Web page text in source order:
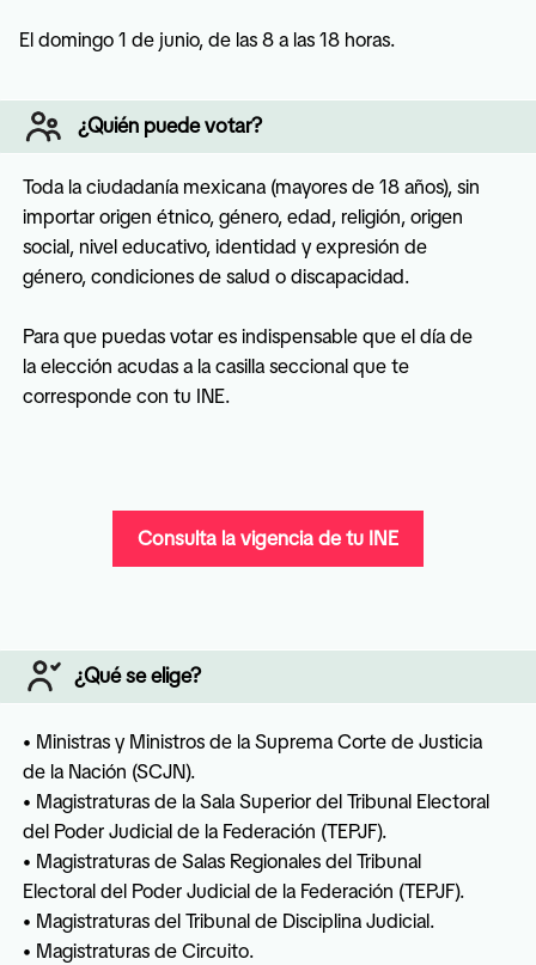
El domingo 1 de junio, de las 8 a las 18 horas.
Consulta la vigencia de tu INE
¿Quién puede votar?
Toda la ciudadanía mexicana (mayores de 18 años), sin
importar origen étnico, género, edad, religión, origen
social, nivel educativo, identidad y expresión de
género, condiciones de salud o discapacidad.
Para que puedas votar es indispensable que el día de
la elección acudas a la casilla seccional que te
corresponde con tu INE.
• Ministras y Ministros de la Suprema Corte de Justicia
de la Nación (SCJN).
• Magistraturas de la Sala Superior del Tribunal Electoral
del Poder Judicial de la Federación (TEPJF).
• Magistraturas de Salas Regionales del Tribunal
Electoral del Poder Judicial de la Federación (TEPJF).
• Magistraturas del Tribunal de Disciplina Judicial.
• Magistraturas de Circuito.
¿Qué se elige?